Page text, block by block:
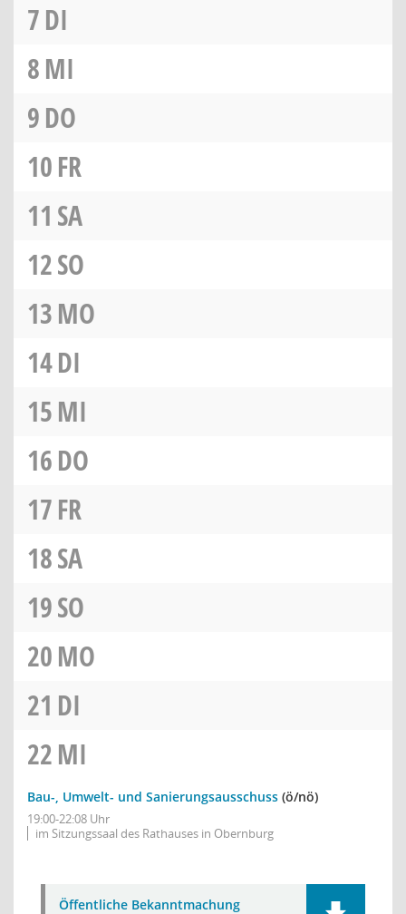
7DI
8MI
9DO
10FR
11 SA
12SO
13MO
14DI
15MI
16DO
17FR
18SA
19SO
20MO
21 DI
22MI
Bau-, Umwelt- und Sanierungsausschuss (ö/nö)
19:00-22:08 Uhr
im Sitzungssaal des Rathauses in Obernburg
Öffentliche Bekanntmachung